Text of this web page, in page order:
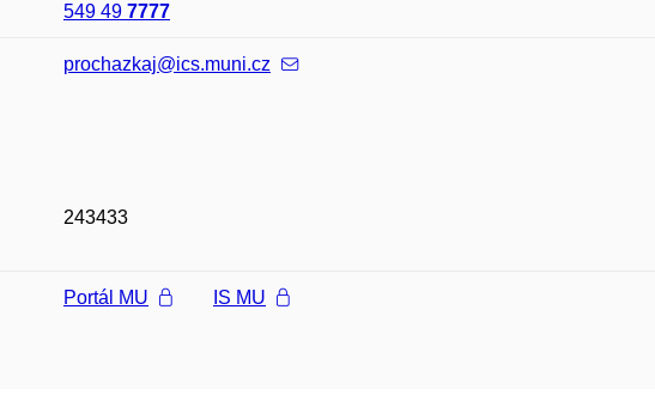
549 49 7777
prochazkaj@ics.muni.cz
243433
Portál MU IS MU